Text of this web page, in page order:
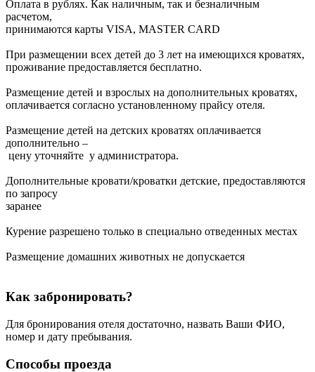
Оплата в рублях. Как наличным, так и безналичным
расчетом,
принимаются карты VISA, MASTER CARD
При размещении всех детей до 3 лет на имеющихся кроватях,
проживание предоставляется бесплатно.
Размещение детей и взрослых на дополнительных кроватях,
оплачивается согласно установленному прайсу отеля.
Размещение детей на детских кроватях оплачивается
дополнительно –
цену уточняйте у администратора.
Дополнительные кровати/кроватки детские, предоставляются
по запросу
заранее
Курение разрешено только в специально отведенных местах
Размещение домашних животных не допускается
Как забронировать?
Для бронирования отеля достаточно, назвать Ваши ФИО,
номер и дату пребывания.
Способы проезда